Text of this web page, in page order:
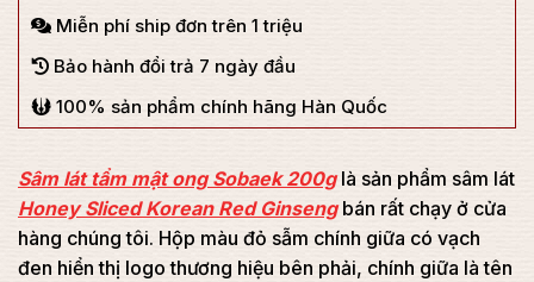
Miễn phí ship đơn trên 1 triệu
Bảo hành đổi trả 7 ngày đầu
100% sản phẩm chính hãng Hàn Quốc
Sâm lát tẩm mật ong Sobaek 200glà sản phẩm sâm lát
Honey Sliced Korean Red Ginsengbán rất chạy ở cửa
hàng chúng tôi. Hộp màu đỏ sẫm chính giữa có vạch
đen hiển thị logo thương hiệu bên phải, chính giữa là tên